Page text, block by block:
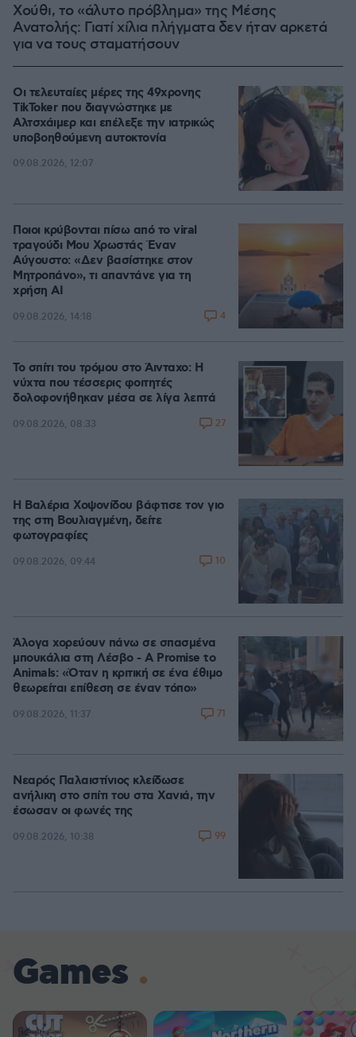
Χούθι, το «άλυτο πρόβλημα» της Μέσης
Ανατολής: Γιατί χίλια πλήγματα δεν ήταν αρκετά
για να τους σταματήσουν
Οι τελευταίες μέρες της 49χρονης
TikToker που διαγνώστηκε με
Αλτσχάιμερ και επέλεξε την ιατρικώς
υποβοηθούμενη αυτοκτονία
09.08.2026, 12:07
Ποιοι κρύβονται πίσω από το viral
τραγούδι Μου Χρωστάς Έναν
Αύγουστο: «Δεν βασίστηκε στον
Μητροπάνο», τι απαντάνε για τη
χρήση AI
09.08.2026, 14:18 4
Το σπίτι του τρόμου στο Άινταχο: Η
νύχτα που τέσσερις φοιτητές
δολοφονήθηκαν μέσα σε λίγα λεπτά
09.08.2026, 08:33 27
Η Βαλέρια Χοψονίδου βάφτισε τον γιο
της στη Βουλιαγμένη, δείτε
φωτογραφίες
09.08.2026, 09:44 10
Άλογα χορεύουν πάνω σε σπασμένα
μπουκάλια στη Λέσβο - A Promise to
Animals: «Όταν η κριτική σε ένα έθιμο
θεωρείται επίθεση σε έναν τόπο»
09.08.2026, 11:37 71
Νεαρός Παλαιστίνιος κλείδωσε
ανήλικη στο σπίτι του στα Χανιά, την
έσωσαν οι φωνές της
09.08.2026, 10:38 99
Games